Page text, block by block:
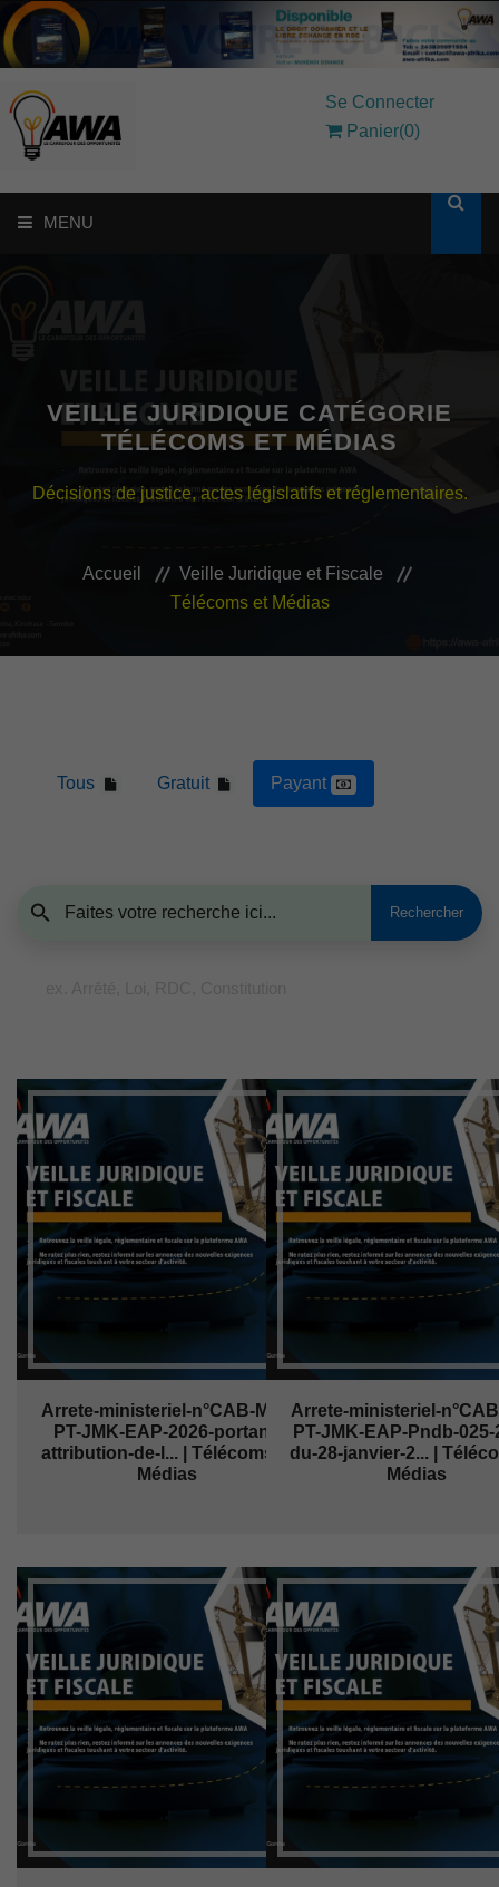
Se Connecter
Panier(0)
MENU
MON COMPTE
VEILLE JURIDIQUE CATÉGORIE
TÉLÉCOMS ET MÉDIAS
Décisions de justice, actes législatifs et réglementaires.
Accueil
Veille Juridique et Fiscale
Télécoms et Médias
Tous Gratuit Payant
Arrete-ministeriel-n°CAB-MIN-
PT-JMK-EAP-2026-portant-
attribution-de-l... | Télécoms et
Médias
Arrete-ministeriel-
PT-JMK-EAP-Pndb-025-
du-28-janvier-2... |
Médias